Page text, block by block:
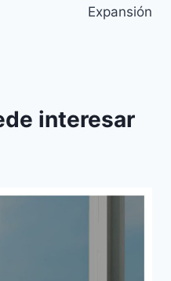
Expansión
interesar